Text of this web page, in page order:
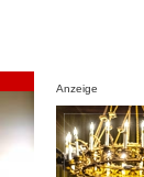
Anzeige